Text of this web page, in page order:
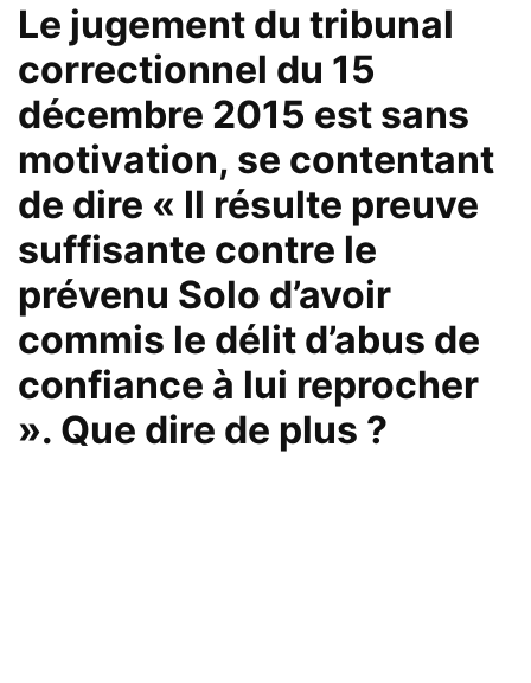
Le jugement du tribunal
correctionnel du 15
décembre 2015 est sans
motivation, se contentant
de dire « Il résulte preuve
suffisante contre le
prévenu Solo d’avoir
commis le délit d’abus de
confiance à lui reprocher
». Que dire de plus ?